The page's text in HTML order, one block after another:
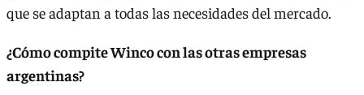
que se adaptan a todas las necesidades del mercado.
¿Cómo compite Winco con las otras empresas
argentinas?